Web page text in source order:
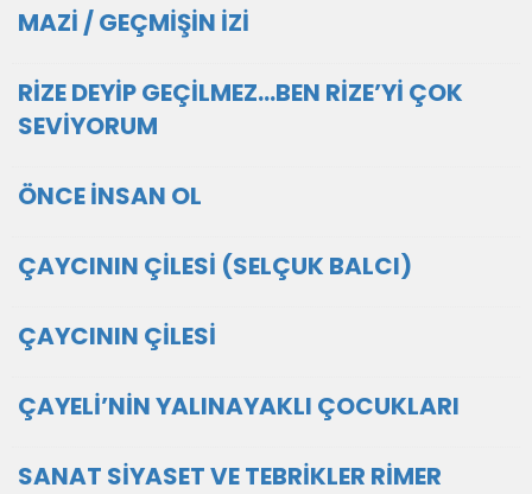
MAZİ / GEÇMİŞİN İZİ
RİZE DEYİP GEÇİLMEZ...BEN RİZE’Yİ ÇOK
SEVİYORUM
ÖNCE İNSAN OL
ÇAYCININ ÇİLESİ (SELÇUK BALCI)
ÇAYCININ ÇİLESİ
ÇAYELİ’NİN YALINAYAKLI ÇOCUKLARI
SANAT SİYASET VE TEBRİKLER RİMER